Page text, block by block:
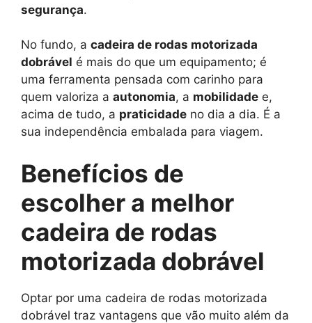
segurança.
No fundo, a cadeira de rodas motorizada
dobrável é mais do que um equipamento; é
uma ferramenta pensada com carinho para
quem valoriza a autonomia, a mobilidade e,
acima de tudo, a praticidade no dia a dia. É a
sua independência embalada para viagem.
Benefícios de
escolher a melhor
cadeira de rodas
motorizada dobrável
Optar por uma cadeira de rodas motorizada
dobrável traz vantagens que vão muito além da